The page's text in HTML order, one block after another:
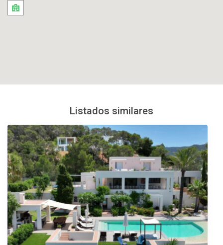
Listados similares